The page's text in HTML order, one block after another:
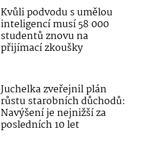
Kvůli podvodu s umělou
inteligencí musí 58 000
studentů znovu na
přijímací zkoušky
Juchelka zveřejnil plán
růstu starobních důchodů:
Navýšení je nejnižší za
posledních 10 let